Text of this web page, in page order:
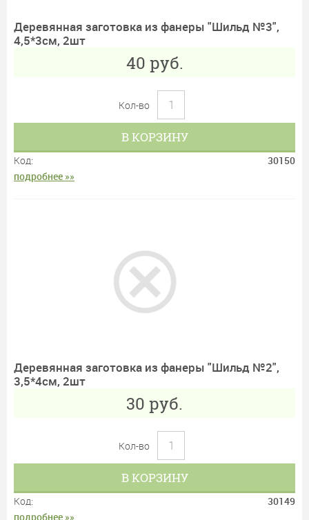
Деревянная заготовка из фанеры "Шильд №3",
4,5*3см, 2шт
40 руб.
Кол-во
В КОРЗИНУ
Код:
30150
подробнее »»
Деревянная заготовка из фанеры "Шильд №2",
3,5*4см, 2шт
30 руб.
Кол-во
В КОРЗИНУ
Код:
30149
подробнее »»